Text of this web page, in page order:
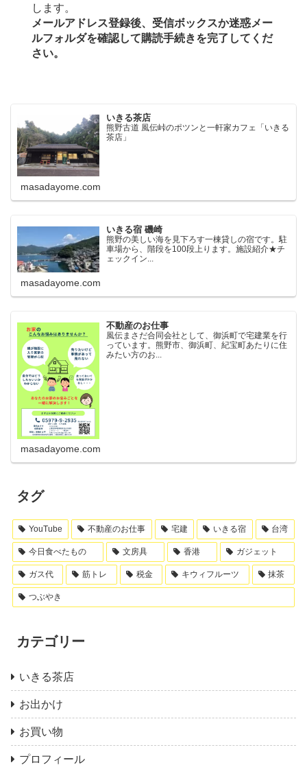
します。
メールアドレス登録後、受信ボックスか迷惑メー
ルフォルダを確認して購読手続きを完了してくだ
さい。
いきる茶店
熊野古道 風伝峠のポツンと一軒家カフェ「いきる
茶店」
masadayome.com
いきる宿 磯崎
熊野の美しい海を見下ろす一棟貸しの宿です。駐
車場から、階段を100段上ります。施設紹介★チ
ェックイン...
masadayome.com
不動産のお仕事
風伝まさだ合同会社として、御浜町で宅建業を行
っています。熊野市、御浜町、紀宝町あたりに住
みたい方のお...
masadayome.com
タグ
YouTube 不動産のお仕事 宅建 いきる宿 台湾
今日食べたもの 文房具 香港 ガジェット
ガス代 筋トレ 税金 キウィフルーツ 抹茶
つぶやき
カテゴリー
いきる茶店
お出かけ
お買い物
プロフィール